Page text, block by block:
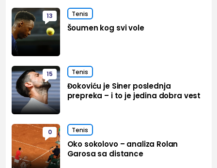
13 Tenis
Šoumen kog svi vole
15 Tenis
Đokoviću je Siner poslednja
prepreka – i to je jedina dobra vest
0 Tenis
Oko sokolovo – analiza Rolan
Garosa sa distance